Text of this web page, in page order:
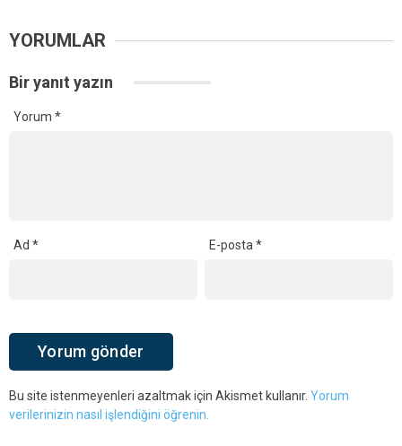
YORUMLAR
Bir yanıt yazın
Yorum *
Ad * E-posta*
Bu site istenmeyenleri azaltmak için Akismet kullanır. Yorum
verilerinizin nasıl işlendiğini öğrenin.